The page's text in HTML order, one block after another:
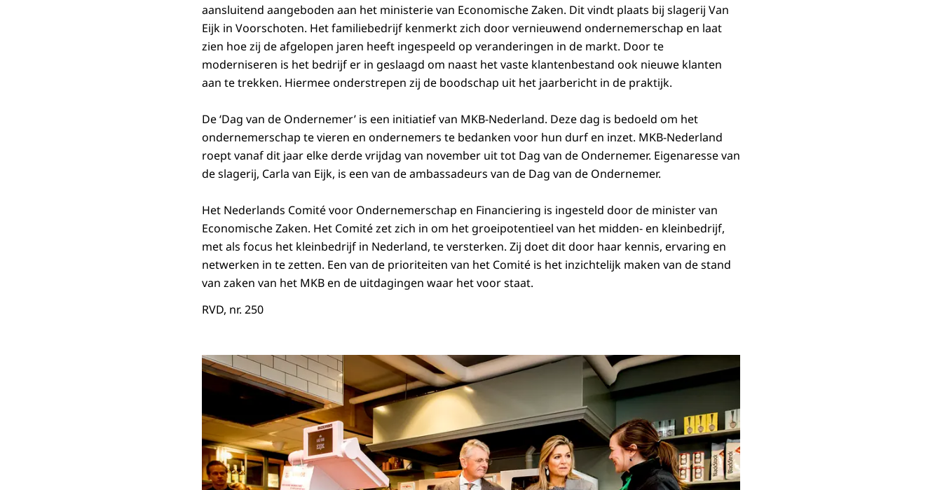
aansluitend aangeboden aan het ministerie van Economische Zaken. Dit vindt plaats bij slagerij Van
Eijk in Voorschoten. Het familiebedrijf kenmerkt zich door vernieuwend ondernemerschap en laat
zien hoe zij de afgelopen jaren heeft ingespeeld op veranderingen in de markt. Door te
moderniseren is het bedrijf er in geslaagd om naast het vaste klantenbestand ook nieuwe klanten
aan te trekken. Hiermee onderstrepen zij de boodschap uit het jaarbericht in de praktijk.
De ‘Dag van de Ondernemer’ is een initiatief van MKB-Nederland. Deze dag is bedoeld om het
ondernemerschap te vieren en ondernemers te bedanken voor hun durf en inzet. MKB-Nederland
roept vanaf dit jaar elke derde vrijdag van november uit tot Dag van de Ondernemer. Eigenaresse van
de slagerij, Carla van Eijk, is een van de ambassadeurs van de Dag van de Ondernemer.
Het Nederlands Comité voor Ondernemerschap en Financiering is ingesteld door de minister van
Economische Zaken. Het Comité zet zich in om het groeipotentieel van het midden- en kleinbedrijf,
met als focus het kleinbedrijf in Nederland, te versterken. Zij doet dit door haar kennis, ervaring en
netwerken in te zetten. Een van de prioriteiten van het Comité is het inzichtelijk maken van de stand
van zaken van het MKB en de uitdagingen waar het voor staat.
RVD, nr. 250